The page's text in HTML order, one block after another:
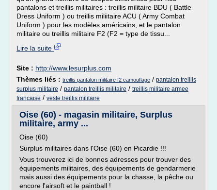
pantalons et treillis militaires : treillis militaire BDU ( Battle
Dress Uniform ) ou treillis miliitaire ACU ( Army Combat
Uniform ) pour les modèles américains, et le pantalon
militaire ou treillis militaire F2 (F2 = type de tissu...
Lire la suite
Site : http://www.lesurplus.com
Thèmes liés : treillis pantalon militaire f2 camouflage / pantalon treillis
surplus militaire / pantalon treillis militaire / treillis militaire armee
francaise / veste treillis militaire
Oise (60) - magasin militaire, Surplus
militaire, army ...
Oise (60)
Surplus militaires dans l'Oise (60) en Picardie !!!
Vous trouverez ici de bonnes adresses pour trouver des
équipements militaires, des équipements de gendarmerie
mais aussi des équipements pour la chasse, la pêche ou
encore l'airsoft et le paintball !